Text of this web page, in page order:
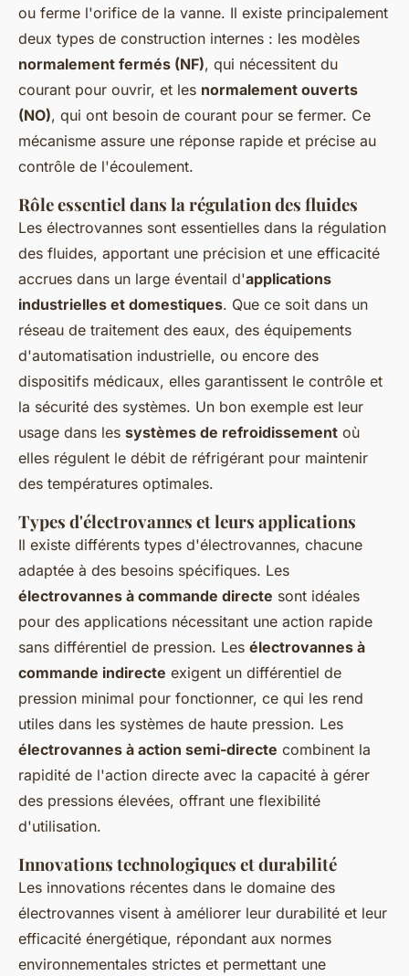
ou ferme l'orifice de la vanne. Il existe principalement
deux types de construction internes : les modèles
normalement fermés (NF), qui nécessitent du
courant pour ouvrir, et les normalement ouverts
(NO), qui ont besoin de courant pour se fermer. Ce
mécanisme assure une réponse rapide et précise au
contrôle de l'écoulement.
Rôle essentiel dans la régulation des fluides
Les électrovannes sont essentielles dans la régulation
des fluides, apportant une précision et une efficacité
accrues dans un large éventail d'applications
industrielles et domestiques. Que ce soit dans un
réseau de traitement des eaux, des équipements
d'automatisation industrielle, ou encore des
dispositifs médicaux, elles garantissent le contrôle et
la sécurité des systèmes. Un bon exemple est leur
usage dans les systèmes de refroidissement où
elles régulent le débit de réfrigérant pour maintenir
des températures optimales.
Types d'électrovannes et leurs applications
Il existe différents types d'électrovannes, chacune
adaptée à des besoins spécifiques. Les
électrovannes à commande directe sont idéales
pour des applications nécessitant une action rapide
sans différentiel de pression. Les électrovannes à
commande indirecte exigent un différentiel de
pression minimal pour fonctionner, ce qui les rend
utiles dans les systèmes de haute pression. Les
électrovannes à action semi-directe combinent la
rapidité de l'action directe avec la capacité à gérer
des pressions élevées, offrant une flexibilité
d'utilisation.
Innovations technologiques et durabilité
Les innovations récentes dans le domaine des
électrovannes visent à améliorer leur durabilité et leur
efficacité énergétique, répondant aux normes
environnementales strictes et permettant une